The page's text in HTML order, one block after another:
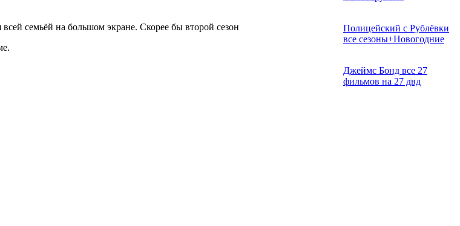
семьёй на большом экране. Скорее бы второй сезон
Полицейский с Рублёвки
все сезоны+Новогодние
Джеймс Бонд все 27
фильмов на 27 двд